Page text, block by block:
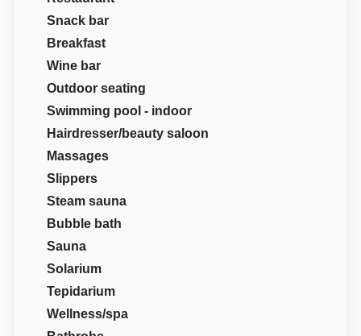
Snack bar
Breakfast
Wine bar
Outdoor seating
Swimming pool - indoor
Hairdresser/beauty saloon
Massages
Slippers
Steam sauna
Bubble bath
Sauna
Solarium
Tepidarium
Wellness/spa